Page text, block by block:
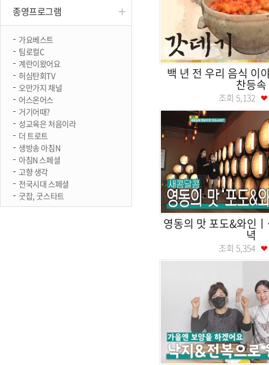
종영프로그램
가요베스트
팀로컬C
계란이왔어요
허심탄회TV
오만가지 채널
어스온어스
거기어때?
성교육은 처음이라
더 트로트
생방송 아침N
아침N 스페셜
고향 생각
전국시대 스페셜
굿잡, 굿스타트
백 년 전 우리 음식 이
찬등속
조회 5,132
영동의 맛 포도&와인
녁
조회 5,354